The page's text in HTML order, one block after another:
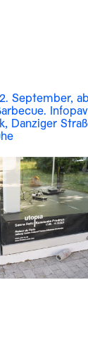
September,
Danziger